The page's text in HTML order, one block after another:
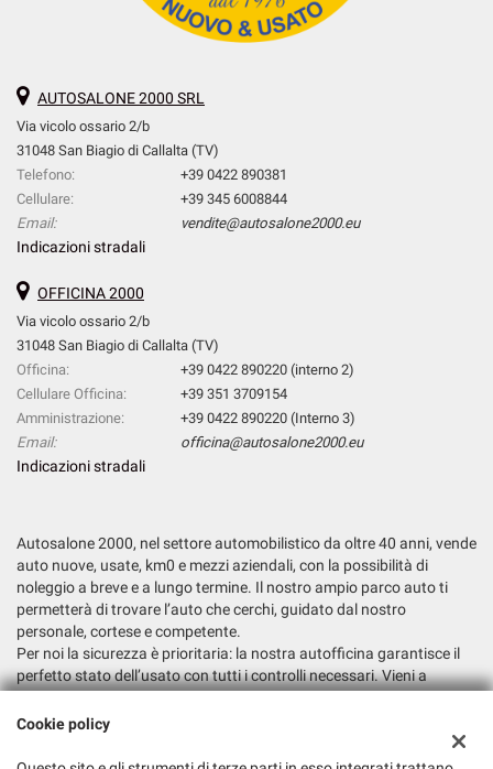
AUTOSALONE 2000 SRL
Via vicolo ossario 2/b
31048 San Biagio di Callalta (TV)
Telefono:
+39 0422 890381
Cellulare:
+39 345 6008844
Email:
vendite@autosalone2000.eu
Indicazioni stradali
OFFICINA 2000
Via vicolo ossario 2/b
31048 San Biagio di Callalta (TV)
Officina:
+39 0422 890220 (interno 2)
Cellulare Officina:
+39 351 3709154
Amministrazione:
+39 0422 890220 (Interno 3)
Email:
officina@autosalone2000.eu
Indicazioni stradali
Autosalone 2000, nel settore automobilistico da oltre 40 anni, vende
auto nuove, usate, km0 e mezzi aziendali, con la possibilità di
noleggio a breve e a lungo termine. Il nostro ampio parco auto ti
permetterà di trovare l’auto che cerchi, guidato dal nostro
personale, cortese e competente.
Per noi la sicurezza è prioritaria: la nostra autofficina garantisce il
perfetto stato dell’usato con tutti i controlli necessari. Vieni a
Cookie policy